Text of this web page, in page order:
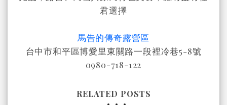
君選擇
馬告的傳奇露營區
台中市和平區博愛里東關路一段裡冷巷5-8號
0980-718-122
RELATED POSTS